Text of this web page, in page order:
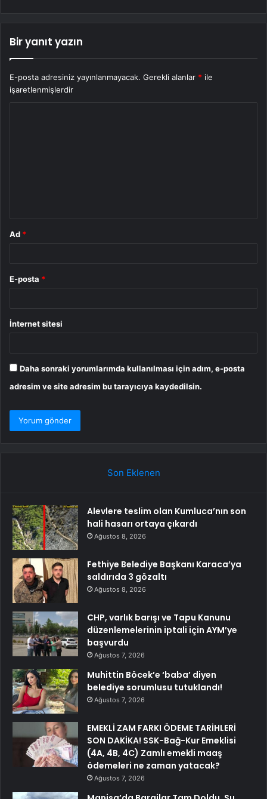
Bir yanıt yazın
E-posta adresiniz yayınlanmayacak. Gerekli alanlar * ile
işaretlenmişlerdir
Ad *
E-posta *
İnternet sitesi
Daha sonraki yorumlarımda kullanılması için adım, e-posta
adresim ve site adresim bu tarayıcıya kaydedilsin.
Son Eklenen
Alevlere teslim olan Kumluca’nın son
hali hasarı ortaya çıkardı
Ağustos 8, 2026
Fethiye Belediye Başkanı Karaca’ya
saldırıda 3 gözaltı
Ağustos 8, 2026
CHP, varlık barışı ve Tapu Kanunu
düzenlemelerinin iptali için AYM’ye
başvurdu
Ağustos 7, 2026
Muhittin Böcek’e ‘baba’ diyen
belediye sorumlusu tutuklandı!
Ağustos 7, 2026
EMEKLİ ZAM FARKI ÖDEME TARİHLERİ
SON DAKİKA! SSK-Bağ-Kur Emeklisi
(4A, 4B, 4C) Zamlı emekli maaş
ödemeleri ne zaman yatacak?
Ağustos 7, 2026